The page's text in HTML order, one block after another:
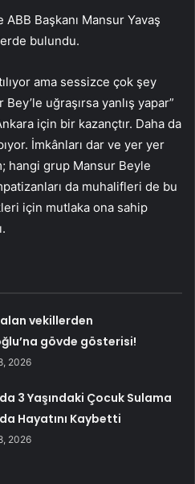
Başkanı Mansur Yavaş
bulundu.
ama sessizce çok şey
uğraşırsa yanlış yapar”
için bir kazançtır. Daha da
İmkânları dar ve yer yer
hangi grup Mansur Beyle
da muhalifleri de bu
için mutlaka ona sahip
vekillerden
gövde gösterisi!
2026
3 Yaşındaki Çocuk Sulama
Hayatını Kaybetti
2026